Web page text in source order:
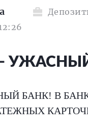
БАНК! В